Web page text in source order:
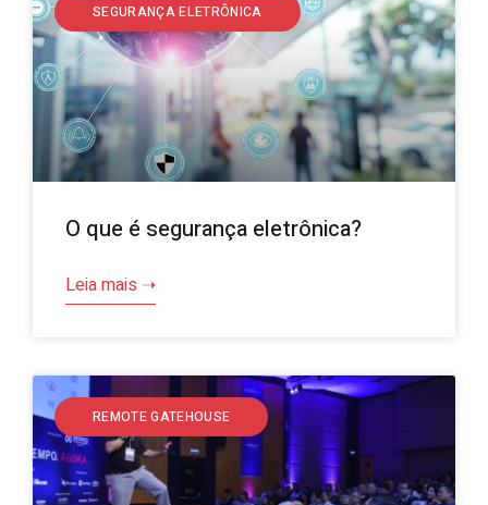
SEGURANÇA ELETRÔNICA
O que é segurança eletrônica?
Leia mais ➝
REMOTE GATEHOUSE